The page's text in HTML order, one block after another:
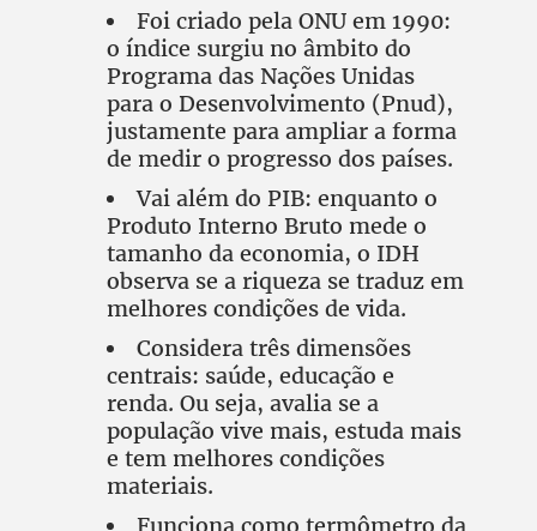
Foi criado pela ONU em 1990:
o índice surgiu no âmbito do
Programa das Nações Unidas
para o Desenvolvimento (Pnud),
justamente para ampliar a forma
de medir o progresso dos países.
Vai além do PIB: enquanto o
Produto Interno Bruto mede o
tamanho da economia, o IDH
observa se a riqueza se traduz em
melhores condições de vida.
Considera três dimensões
centrais: saúde, educação e
renda. Ou seja, avalia se a
população vive mais, estuda mais
e tem melhores condições
materiais.